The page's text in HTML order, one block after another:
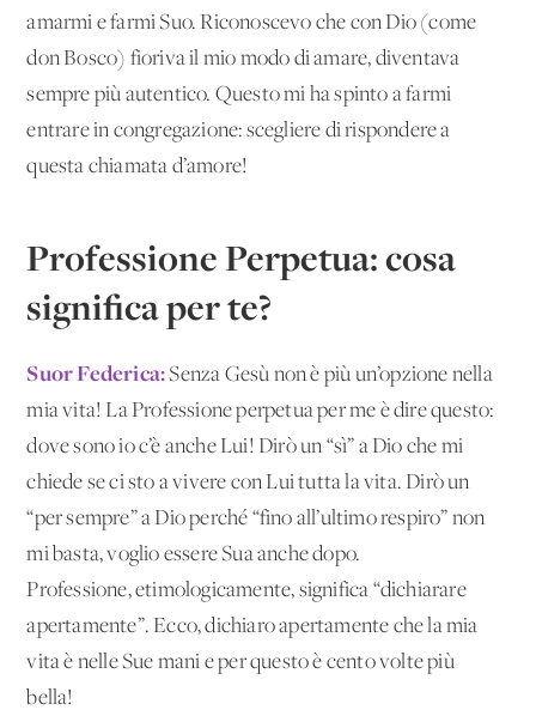
amarmi e farmi Suo. Riconoscevo che con Dio (come
don Bosco) fioriva il mio modo di amare, diventava
sempre più autentico. Questo mi ha spinto a farmi
entrare in congregazione: scegliere di rispondere a
questa chiamata d’amore!
Professione Perpetua: cosa
significa per te?
Suor Federica:Senza Gesù non è più un’opzione nella
mia vita! La Professione perpetua per me è dire questo:
dove sono io c’è anche Lui! Dirò un “sì” a Dio che mi
chiede se ci sto a vivere con Lui tutta la vita. Dirò un
“per sempre” a Dio perché “fino all’ultimo respiro” non
mi basta, voglio essere Sua anche dopo.
Professione, etimologicamente, significa “dichiarare
apertamente”. Ecco, dichiaro apertamente che la mia
vita è nelle Sue mani e per questo è cento volte più
bella!